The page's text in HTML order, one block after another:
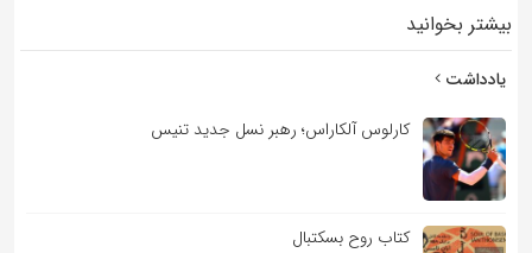
5 سال پیش
بیشتر بخوانید
یادداشت
کارلوس آلکاراس؛ رهبر نسل جدید تنیس
کتاب روح بسکتبال